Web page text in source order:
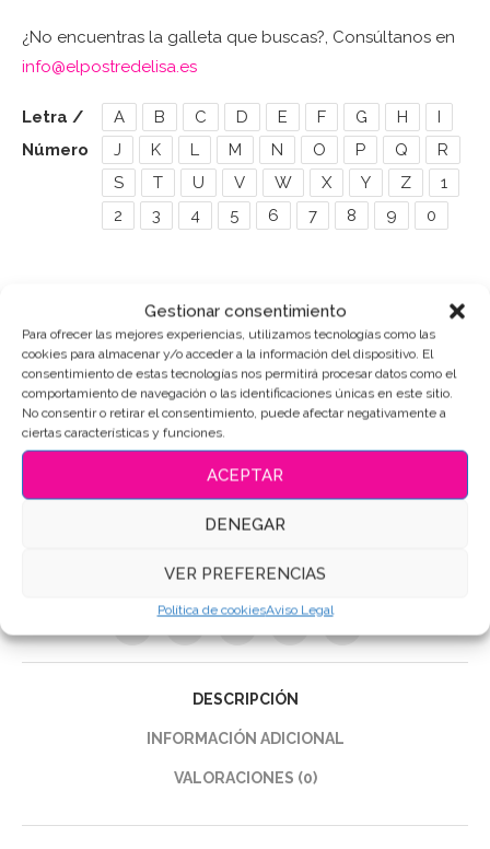
Gestionar consentimiento
Para ofrecer las mejores experiencias, utilizamos tecnologías como las
cookies para almacenar y/o acceder a la información del dispositivo. El
consentimiento de estas tecnologías nos permitirá procesar datos como el
comportamiento de navegación o las identificaciones únicas en este sitio.
No consentir o retirar el consentimiento, puede afectar negativamente a
ciertas características y funciones.
ACEPTAR
DENEGAR
VER PREFERENCIAS
Política de cookiesAviso Legal
¿No encuentras la galleta que buscas?, Consúltanos en
info@elpostredelisa.es
Letra /
Número
A B C D E F G H
I
J
K L M N O P Q
R
S
T U V W X Y Z
1
2
3 4 5 6 7 8 9 0
Puedes consultar los ingredientes aquí
AÑADIR AL CARRITO
SKU:5854
Cumpleaños,Letra-Número
Galletas de mantequilla,Galletas Decoradas
Galletas personalizadas
DESCRIPCIÓN
INFORMACIÓN ADICIONAL
VALORACIONES (0)